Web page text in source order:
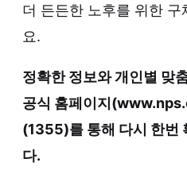
더 든든한 노후를 위한
요.
정확한 정보와 개인별 맞
공식 홈페이지
(1355)를 통해 다시 한번
다.